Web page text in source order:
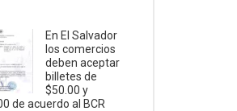
En El Salvador
los comercios
deben aceptar
billetes de
$50.00 y
de acuerdo al BCR